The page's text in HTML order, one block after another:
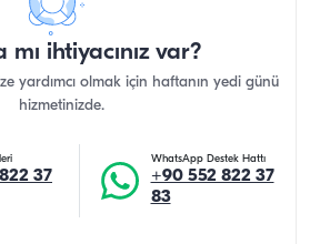
mı ihtiyacınız var?
yardımcı olmak için haftanın yedi günü
hizmetinizde.
37
WhatsApp Destek Hattı
+90 552 822 37
83